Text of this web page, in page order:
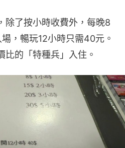
除了按小時收費外，每晚8
，暢玩12小時只需40元。
比的「特種兵」入住。